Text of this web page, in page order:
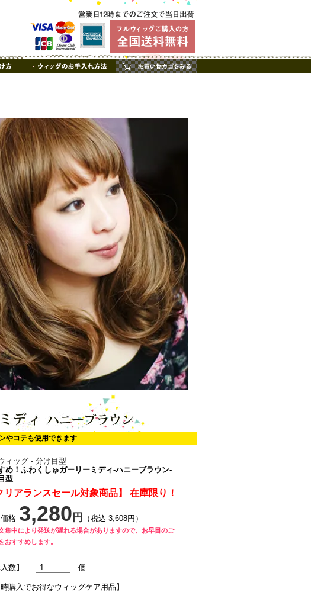
やコテも使用できます
ィッグ - 分け目型
め！ふわくしゅガーリーミディ-ハニーブラウン-
型
リアランスセール対象商品】 在庫限り！
格 3,280 円 （税込 3,608円）
集中により発送が遅れる場合がありますので、お早目のご
おすすめします。
入数】 個
時購入でお得なウィッグケア用品】